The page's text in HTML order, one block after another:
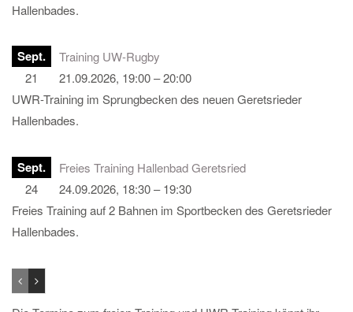
Hallenbades.
Sept.
21
Training UW-Rugby
21.09.2026, 19:00 – 20:00
UWR-Training im Sprungbecken des neuen Geretsrieder
Hallenbades.
Sept.
24
Freies Training Hallenbad Geretsried
24.09.2026, 18:30 – 19:30
Freies Training auf 2 Bahnen im Sportbecken des Geretsrieder
Hallenbades.